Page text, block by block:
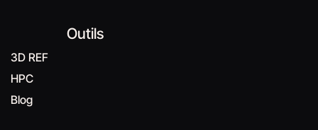
Outils
3D REF
HPC
Blog